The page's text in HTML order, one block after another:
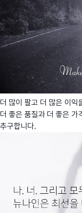
더 많이 팔고 더 많은 이익
더 좋은 품질과 더 좋은 가
추구합니다.